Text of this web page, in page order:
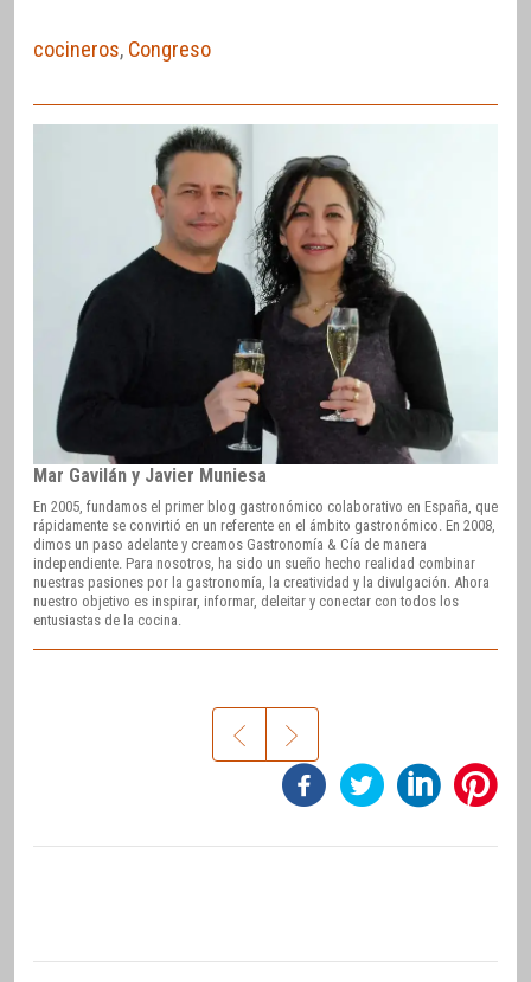
cocineros, Congreso
Mar Gavilán y Javier Muniesa
En 2005, fundamos el primer blog gastronómico colaborativo en España, que
rápidamente se convirtió en un referente en el ámbito gastronómico. En 2008,
dimos un paso adelante y creamos Gastronomía & Cía de manera
independiente. Para nosotros, ha sido un sueño hecho realidad combinar
nuestras pasiones por la gastronomía, la creatividad y la divulgación. Ahora
nuestro objetivo es inspirar, informar, deleitar y conectar con todos los
entusiastas de la cocina.